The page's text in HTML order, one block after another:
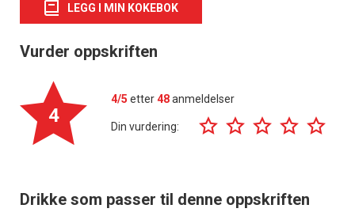
LEGG I MIN KOKEBOK
Vurder oppskriften
4
4/5 etter48anmeldelser
Din vurdering:
Drikke som passer til denne oppskriften